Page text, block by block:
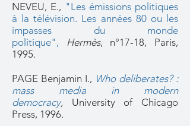
NEVEU, E., " Les émissions politiques
à la télévision. Les années 80 ou les
impasses du monde
politique" , Hermès, n°17-18, Paris,
1995.
PAGE Benjamin I., Who deliberates? :
mass media in modern
democracy, University of Chicago
Press, 1996.